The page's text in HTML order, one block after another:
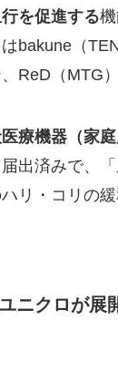
を促進する
bakune（
ReD（MTG）
療機器（家
出済みで、
リ・コリの
ニクロが展